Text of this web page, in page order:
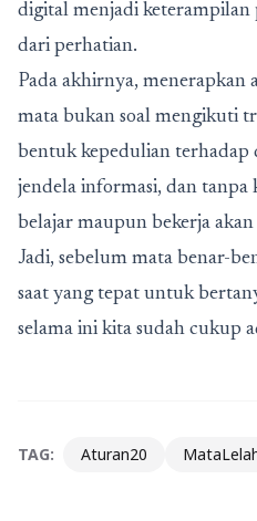
digital menjadi
dari perhatian.
Pada akhirnya,
mata bukan soal mengikuti
bentuk kepedulian terhadap
jendela informasi, dan tanpa
belajar maupun bekerja
Jadi, sebelum mata benar-
saat yang tepat untuk
selama ini kita sudah cukup
TAG: Aturan20